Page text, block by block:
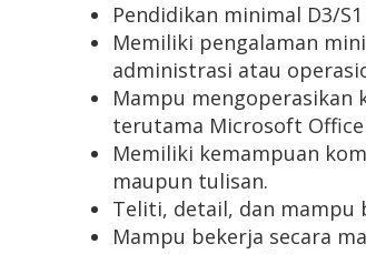
Pendidikan minimal D3/
Memiliki pengalaman
administrasi atau
Mampu mengoperasikan
terutama Microsoft Office
Memiliki kemampuan
maupun tulisan.
Teliti, detail, dan mampu
Mampu bekerja secara